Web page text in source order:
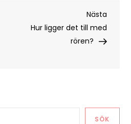
Nästa
inlägg
Nästa
Hur ligger det till med
rören?
SÖK